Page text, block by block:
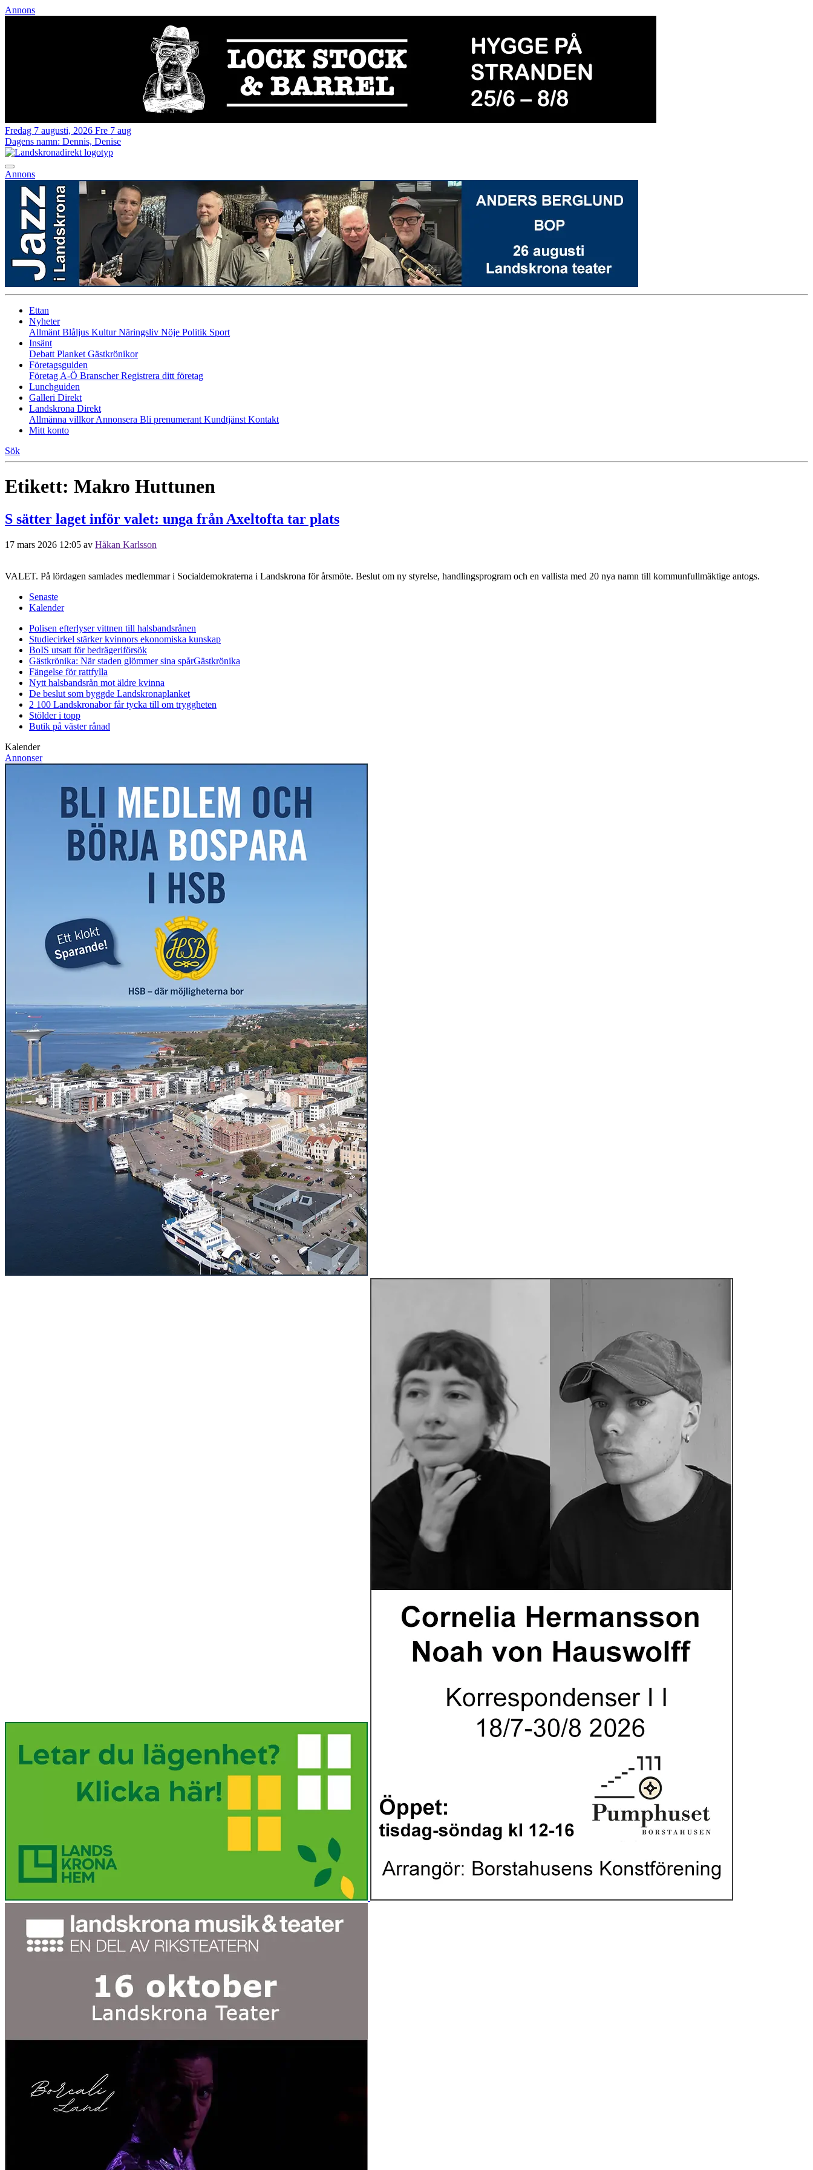
Annons
Fredag 7 augusti, 2026 Fre 7 aug
Dagens namn: Dennis, Denise
Annons
Ettan
Nyheter
Allmänt Blåljus KulturNäringsliv Nöje Politik Sport
Insänt
Debatt Planket Gästkrönikor
Företagsguiden
Företag A-Ö BranscherRegistrera ditt företag
Lunchguiden
Galleri Direkt
Landskrona Direkt
Allmänna villkorAnnonsera Bli prenumerant Kundtjänst Kontakt
Mitt konto
Sök
Etikett: Makro Huttunen
S sätter laget inför valet: unga från Axeltofta tar plats
17 mars 2026 12:05 av Håkan Karlsson
VALET. På lördagen samlades medlemmar i Socialdemokraterna i Landskrona för årsmöte. Beslut om ny styrelse, handlingsprogram och en vallista med 20 nya namn till kommunfullmäktige antogs.
Senaste
Kalender
Polisen efterlyser vittnen till halsbandsrånen
Studiecirkel stärker kvinnors ekonomiska kunskap
BoIS utsatt för bedrägeriförsök
Gästkrönika: När staden glömmer sina spårGästkrönika
Fängelse för rattfylla
Nytt halsbandsrån mot äldre kvinna
De beslut som byggde Landskronaplanket
2 100 Landskronabor får tycka till om tryggheten
Stölder i topp
Butik på väster rånad
Kalender
Annonser